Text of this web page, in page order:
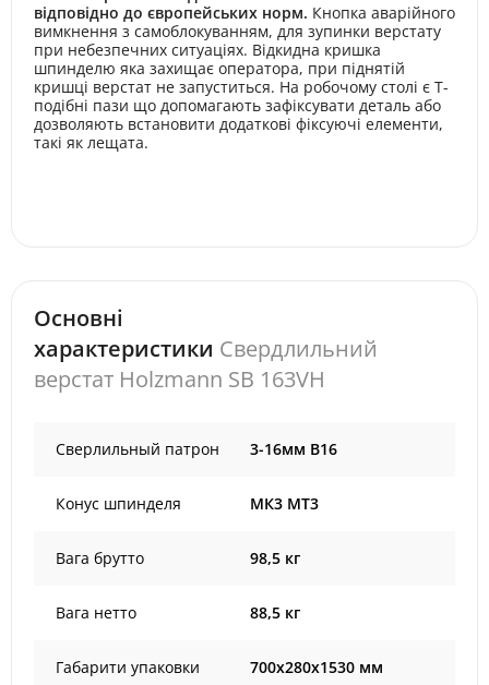
відповідно до європейських норм. Кнопка аварійного
вимкнення з самоблокуванням, для зупинки верстату
при небезпечних ситуаціях. Відкидна кришка
шпинделю яка захищає оператора, при піднятій
кришці верстат не запуститься. На робочому столі є Т-
подібні пази що допомагають зафіксувати деталь або
дозволяють встановити додаткові фіксуючі елементи,
такі як лещата.
Основні
характеристики Свердлильний
верстат Holzmann SB 163VH
Сверлильный патрон 3-16мм В16
Конус шпинделя МК3 МТ3
Вага брутто 98,5 кг
Вага нетто 88,5 кг
Габарити упаковки 700х280х1530 мм